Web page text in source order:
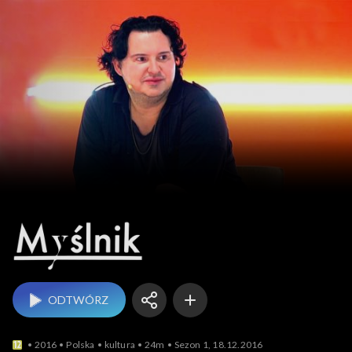
ODTWÓRZ
2016 Polska kultura 24m Sezon 1, 18.12.2016